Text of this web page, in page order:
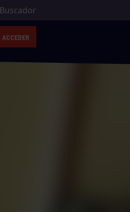
Buscador
ACCEDER